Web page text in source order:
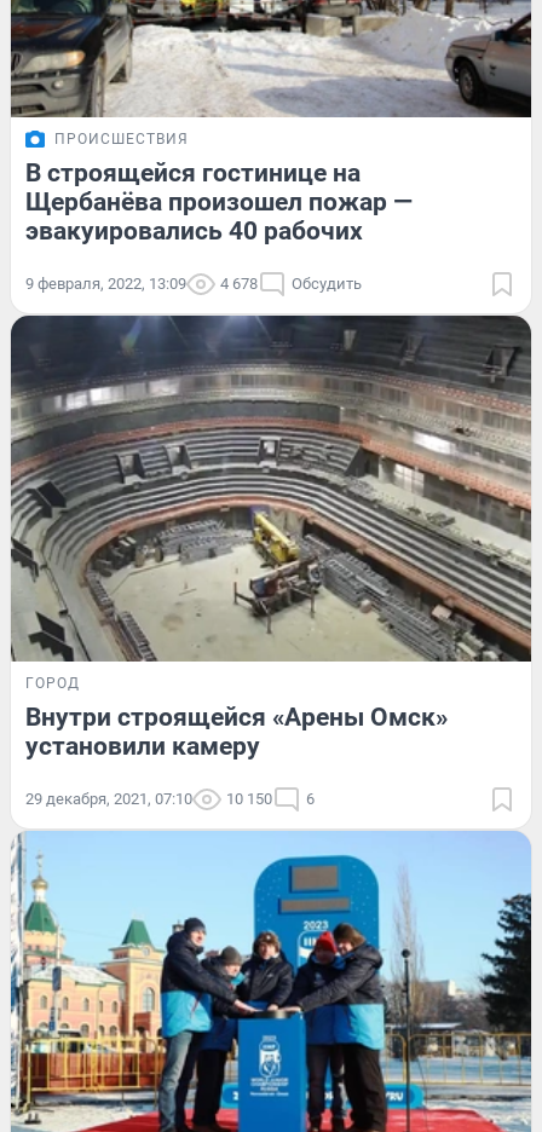
ПРОИСШЕСТВИЯ
В строящейся гостинице на
Щербанёва произошел пожар —
эвакуировались 40 рабочих
9 февраля, 2022, 13:09 4 678 Обсудить
ГОРОД
Внутри строящейся «Арены Омск»
установили камеру
29 декабря, 2021, 07:10 10 150 6